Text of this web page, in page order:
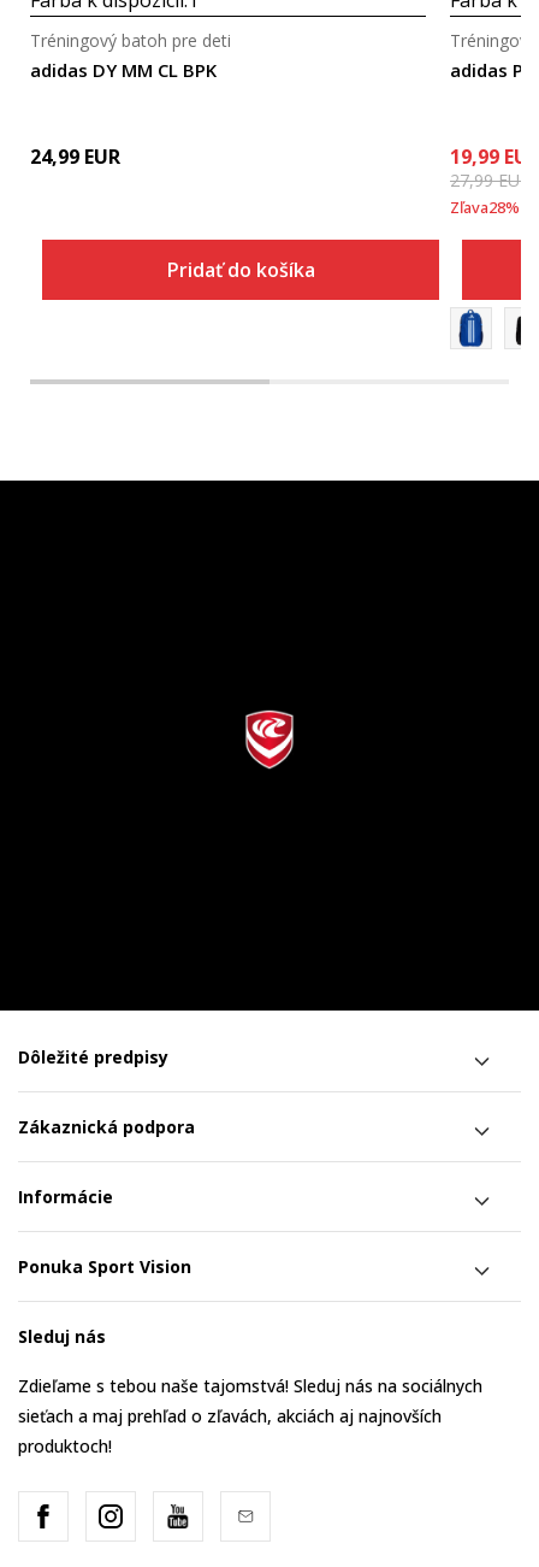
adidas DY MM CL BPK
Tréningový batoh pre deti
24,99 EUR
Pridať do košíka
adidas
19,99 EUR
27,99EUR
Zľava28%
Dôležité predpisy
Zákaznická podpora
Informácie
Ponuka Sport Vision
Sleduj nás
Zdieľame s tebou naše tajomstvá! Sleduj nás na sociálnych
sieťach a maj prehľad o zľavách, akciách aj najnovších
produktoch!